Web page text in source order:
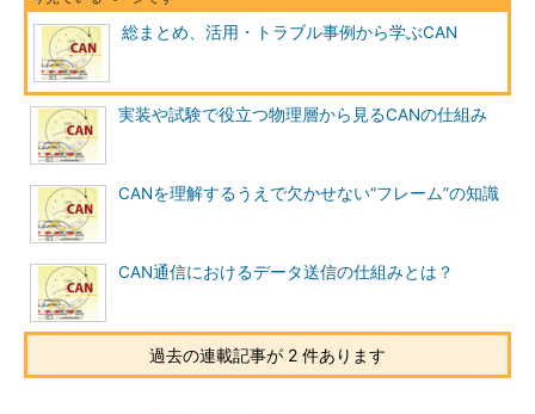
総まとめ、活用・トラブル事例から学ぶCAN
実装や試験で役立つ物理層から見るCANの仕組み
CANを理解するうえで欠かせない“フレーム”の知識
CAN通信におけるデータ送信の仕組みとは？
過去の連載記事が 2 件あります